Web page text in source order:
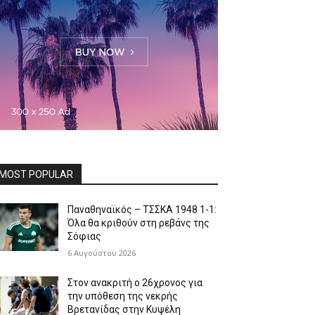
POPULAR
Παναθηναϊκός – ΤΣΣΚΑ 1948 1-1:
Όλα θα κριθούν στη ρεβάνς της
Σόφιας
6 Αυγούστου 2026
Στον ανακριτή ο 26χρονος για
την υπόθεση της νεκρής
Βρετανίδας στην Κυψέλη